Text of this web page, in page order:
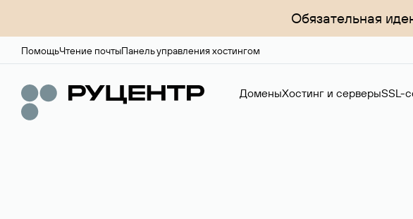
Обязательная
ПомощьЧтение почтыПанель управления хостингом
ДоменыХостинг и серверыSSL-